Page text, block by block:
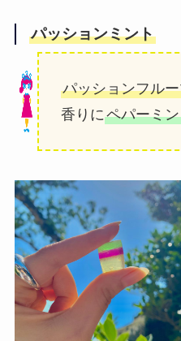
パッションミント
パッションフル
香りにペパーミ